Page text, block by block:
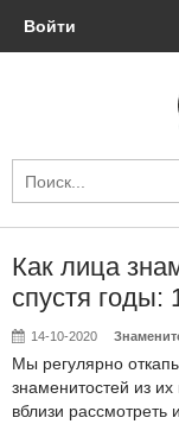
Войти
Как лица
спустя годы:
14-10-2020
Мы регулярно
знаменитостей из
вблизи рассмотреть